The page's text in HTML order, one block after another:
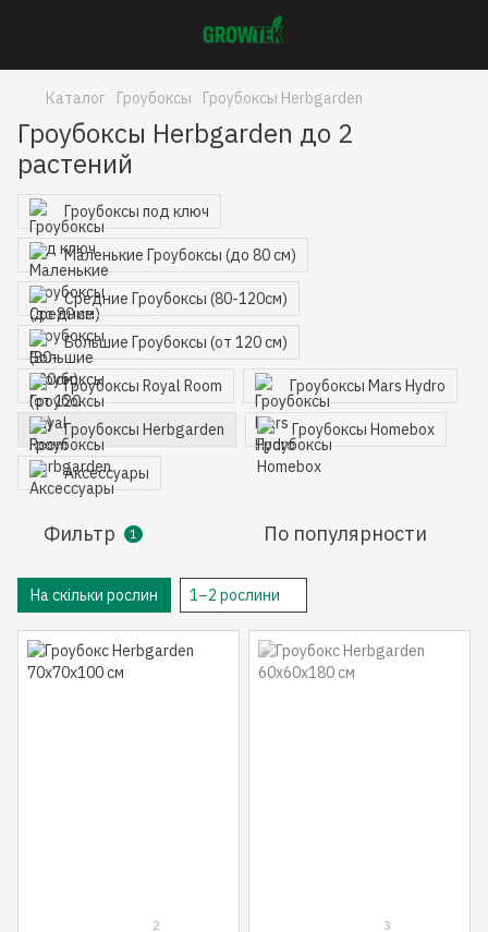
Каталог Гроубоксы Гроубоксы Herbgarden
Гроубоксы Herbgarden до 2
растений
Гроубоксы под ключ
Маленькие Гроубоксы (до 80 см)
Средние Гроубоксы (80-120см)
Большие Гроубоксы (от 120 см)
Гроубоксы Royal Room Гроубоксы Mars Hydro
Гроубоксы Herbgarden Гроубоксы Homebox
Аксессуары
Фильтр 1 По популярности
На скільки рослин 1–2 рослини
2 3